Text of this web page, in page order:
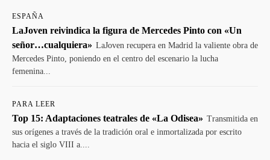
ESPAÑA
LaJoven reivindica la figura de Mercedes Pinto con «Un
señor…cualquiera» LaJoven recupera en Madrid la valiente obra de
Mercedes Pinto, poniendo en el centro del escenario la lucha
femenina...
PARA LEER
Top 15: Adaptaciones teatrales de «La Odisea» Transmitida en
sus orígenes a través de la tradición oral e inmortalizada por escrito
hacia el siglo VIII a....